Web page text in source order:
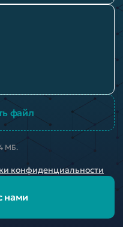
файл
МБ.
конфиденциальности
нами